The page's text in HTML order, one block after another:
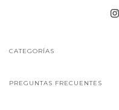
CATEGORÍAS
PREGUNTAS FRECUENTES